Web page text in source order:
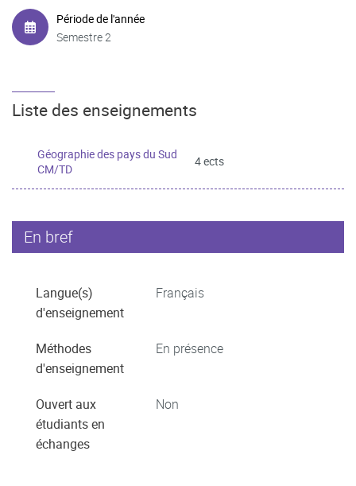
Période de l'année
Semestre 2
Liste des enseignements
Géographie des pays du Sud
CM/TD
4 ects
En bref
Langue(s)
d'enseignement
Français
Méthodes
d'enseignement
En présence
Ouvert aux
étudiants en
échanges
Non